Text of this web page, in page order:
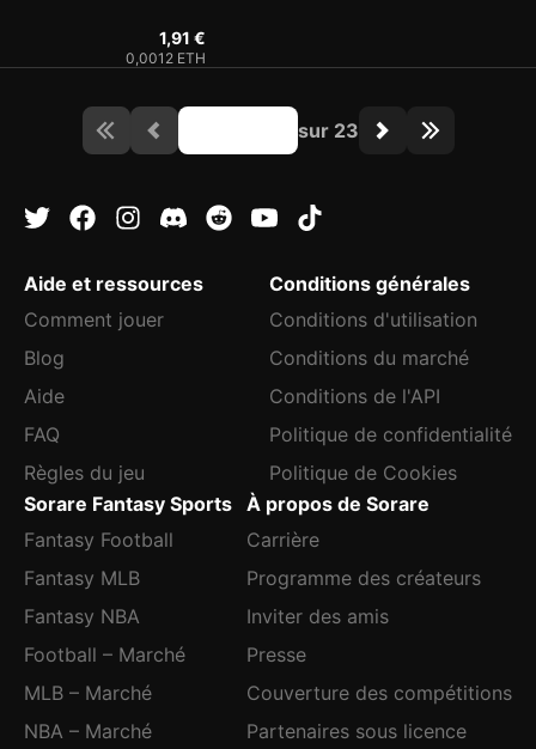
0,0012 ETH
1,91 €
sur 23
Aide et ressources
Comment jouer
Blog
Aide
FAQ
Règles du jeu
Conditions générales
Conditions d'utilisation
Conditions du marché
Conditions de l'API
Politique de confidentialité
Politique de Cookies
Sorare Fantasy Sports
Fantasy Football
Fantasy MLB
Fantasy NBA
Football – Marché
MLB – Marché
NBA – Marché
À propos de Sorare
Carrière
Programme des créateurs
Inviter des amis
Presse
Couverture des compétitions
Partenaires sous licence